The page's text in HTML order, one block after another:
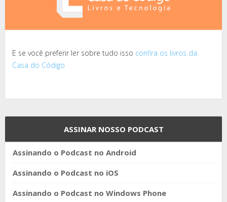
E se você preferir ler sobre tudo isso confira os livros da
Casa do Código
ASSINAR NOSSO PODCAST
Assinando o Podcast no Android
Assinando o Podcast no iOS
Assinando o Podcast no Windows Phone